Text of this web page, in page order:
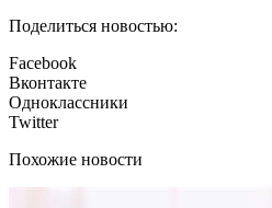
Поделиться новостью:
Facebook
Вконтакте
Одноклассники
Twitter
Похожие новости